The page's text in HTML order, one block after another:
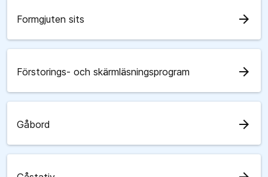
Formgjuten sits arrow_forward
Förstorings- och skärmläsningsprogram arrow_forward
Gåbord arrow_forward